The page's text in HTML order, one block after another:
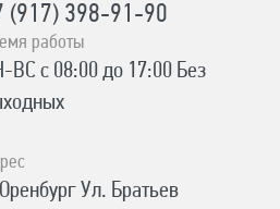
(917) 398-91-90
работы
ВС с 08:00 до 17:00 Без
Ул. Братьев